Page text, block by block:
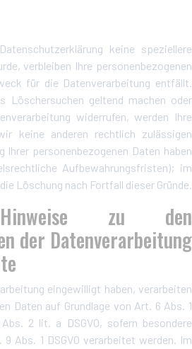
keine speziellere
verbleiben Ihre personenbezogenen
für die Datenverarbeitung entfällt.
Löschersuchen geltend machen oder
widerrufen, werden Ihre
keine anderen rechtlich zulässigen
Ihrer personenbezogenen Daten haben
Aufbewahrungsfristen); im
Löschung nach Fortfall dieser Gründe.
zu den
der Datenverarbeitung
eingewilligt haben, verarbeiten
Daten auf Grundlage von Art. 6 Abs. 1
2 lit. a DSGVO, sofern besondere
Abs. 1 DSGVO verarbeitet werden. Im